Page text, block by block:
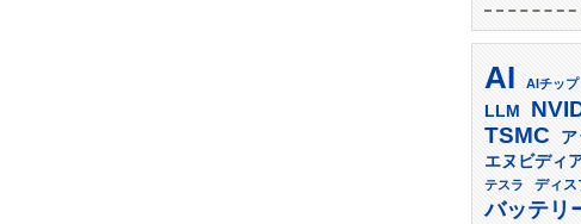
AI AIチップ
LLM
TSMC
エヌビディ
テスラ
ディス
バッテリ